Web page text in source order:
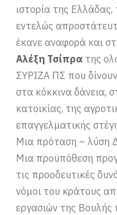
ιστορία της Ελλάδας,
εντελώς
έκανε αναφορά και
Αλέξη Τσίπρα της
ΣΥΡΙΖΑ ΠΣ που
στα κόκκινα δάνεια,
κατοικίας, της
επαγγελματικής
Μια πρόταση – λύση
Μια προϋπόθεση
τις προοδευτικές
νόμοι του κράτους
εργασιών της Βουλής